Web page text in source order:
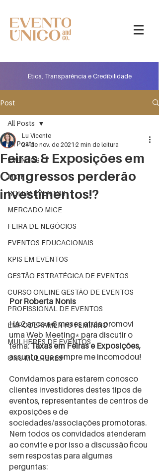
Ética, Transparência e Credibilidade
Post
All Posts
EVENTOS
MICE
ROI EM EVENTOS
MERCADO MICE
FEIRA DE NEGÓCIOS
EVENTOS EDUCACIONAIS
KPIS EM EVENTOS
GESTÃO ESTRATÉGICA DE EVENTOS
CURSO ONLINE GESTÃO DE EVENTOS
PROFISSIONAL DE EVENTOS
EMPODERAMENTO FEMININO
MULHERES DE EVENTOS
ONU MULHERES
All Posts
Feiras & Exposições em
Congressos perderão
investimentos!?
Lu Vicente
24 de nov. de 2021 2 min de leitura
Por Roberta Nonis
Há 2 anos e 6 meses atrás promovi
uma Web Meeting* para discutir o
tema: Taxas em Feiras e Exposições,
assunto que sempre me incomodou!
Convidamos para estarem conosco
clientes investidores destes tipos de
eventos, representantes de centros de
exposições e de
sociedades/associações promotoras.
Nem todos os convidados atenderam
ao convite e por isso a discussão ficou
sem respostas para algumas
perguntas: